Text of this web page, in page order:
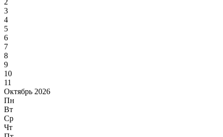
2
3
4
5
6
7
8
9
10
11
Октябрь 2026
Пн
Вт
Ср
Чт